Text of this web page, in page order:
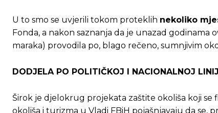
U to smo se uvjerili tokom proteklih nekoliko
Fonda, a nakon saznanja da je unazad godinama
maraka) provodila po, blago rečeno, sumnjivim
DODJELA PO POLITIČKOJ I NACIONALNOJ LINIJI
Širok je djelokrug projekata zaštite okoliša koji se
okoliša i turizma u Vladi FBiH pojašnjavaju da se,